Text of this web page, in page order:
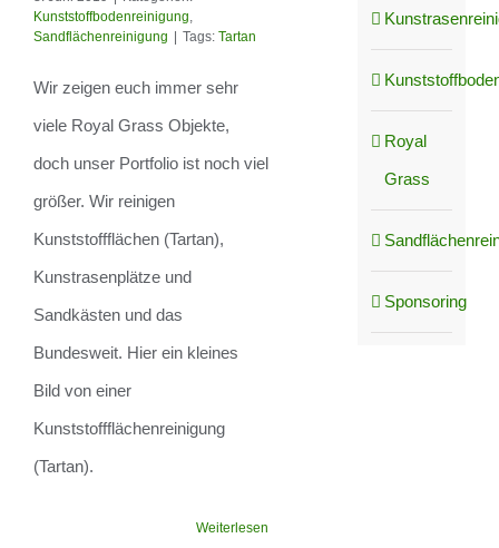
Royal Grass
Kunststoffbodenreinigung,
Sandflächenreinigung
Tags: Tartan
Wir zeigen euch immer sehr
viele Royal Grass Objekte,
doch unser Portfolio ist noch viel
größer. Wir reinigen
Kunststoffflächen (Tartan),
Kunstrasenplätze und
Sandkästen und das
Bundesweit. Hier ein kleines
Bild von einer
Kunststoffflächenreinigung
(Tartan).
Weiterlesen
Royal
Grass
Sponsoring